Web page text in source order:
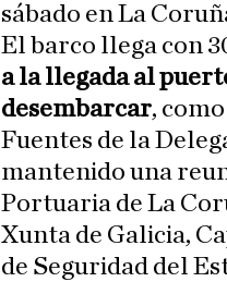
sábado en La
El barco llega con
a la llegada al
desembarcar,
Fuentes de la
mantenido una
Portuaria de La
Xunta de Galicia,
de Seguridad del